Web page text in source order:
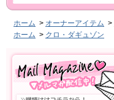
ホーム > オーナーアイテム >
ホーム > クロ・ダギュゾン